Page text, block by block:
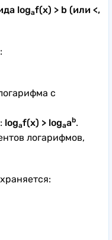
logaf(x) > b (или <,
с
logaf(x) > logaab.
логарифмов,